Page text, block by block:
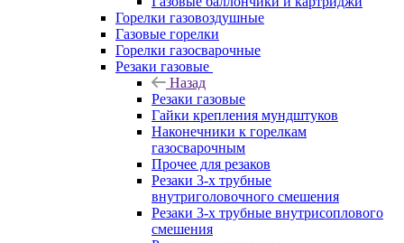
Горелки газовоздушные
Газовые горелки
Горелки газосварочные
Резаки газовые
Назад
Резаки газовые
Гайки крепления мундштуков
Наконечники к горелкам
газосварочным
Прочее для резаков
Резаки 3-х трубные
внутриголовочного смешения
Резаки 3-х трубные внутрисоплового
смешения